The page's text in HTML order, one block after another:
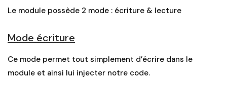
Le module possède 2 mode : écriture & lecture
Mode écriture
Ce mode permet tout simplement d’écrire dans le
module et ainsi lui injecter notre code.